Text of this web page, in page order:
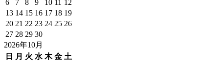
6
7 8 9 10 11 12
13 14 15 16 17 18 19
20 21 22 23 24 25 26
27 28 29 30
2026年10月
日
月 火 水 木 金 土